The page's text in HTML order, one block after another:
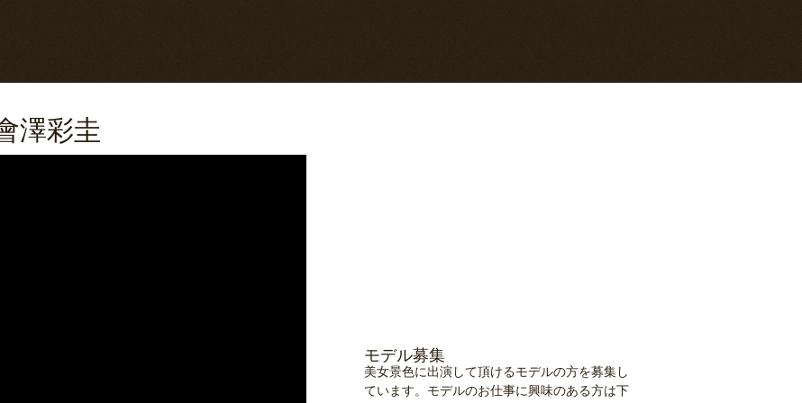
澤彩圭
モデル募集
美女景色に出演して頂けるモデルの方を募集し
ています。モデルのお仕事に興味のある方は下